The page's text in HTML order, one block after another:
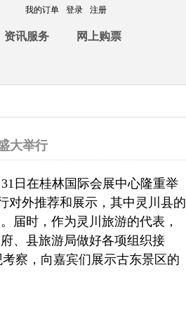
我的订单 登录 注册
资讯服务 网上购票
大举行
日在桂林国际会展中心隆重举
对外推荐和展示，其中灵川 县的
届时，作为灵川旅游的代表，
、县旅游局做好各项组织接
察，向嘉宾们展示古东景区的